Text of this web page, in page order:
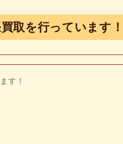
取を行っています！
す！